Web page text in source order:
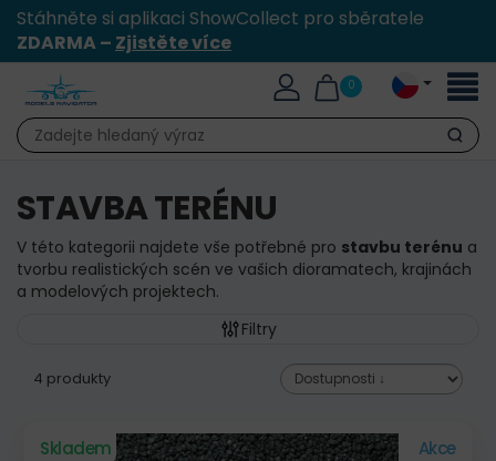
Stáhněte si aplikaci ShowCollect pro sběratele
ZDARMA – Zjistěte více
0
Hledat
STAVBA TERÉNU
V této kategorii najdete vše potřebné pro stavbu terénu a
tvorbu realistických scén ve vašich dioramatech, krajinách
a modelových projektech.
Filtry
4 produkty
Skladem Akce